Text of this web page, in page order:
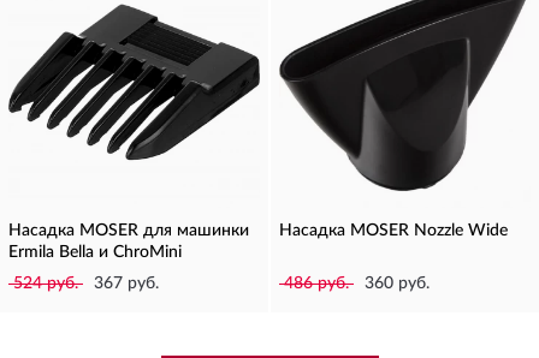
Насадка MOSER для машинки
Ermila Bella и ChroMini
524 руб.
367 руб.
Насадка MOSER Nozzle Wide
486 руб. 360 руб.